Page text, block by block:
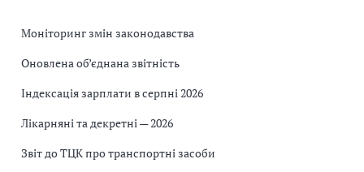
Моніторинг змін законодавства
Оновлена об’єднана звітність
Індексація зарплати в серпні 2026
Лікарняні та декретні — 2026
Звіт до ТЦК про транспортні засоби